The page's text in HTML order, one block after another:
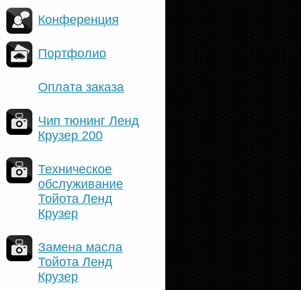
Конференция
Портфолио
Оплата заказа
Чип тюнинг Ленд
Крузер 200
Техническое
обслуживание
Тойота Ленд
Крузер
Замена масла
Тойота Ленд
Крузер